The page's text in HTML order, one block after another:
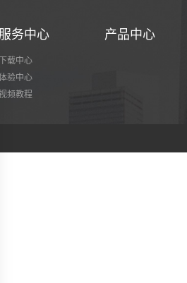
服务中心
下载中心
验中心
频教程
产品中心